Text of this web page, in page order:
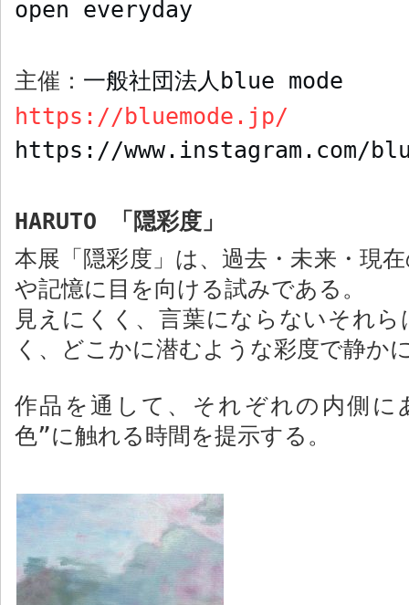
open everyday
主催： 一般社団法人 blue mode
https://bluemode.jp/
https://www.instagram.com/
HARUTO
「隠彩度」
本展「隠彩度」は、過去・未来・現
や記憶に目を向ける試みである。
見えにくく、言葉にならないそれ
く、どこかに潜むような彩度で静か
作品を通して、それぞれの内側に
色”に触れる時間を提示する。